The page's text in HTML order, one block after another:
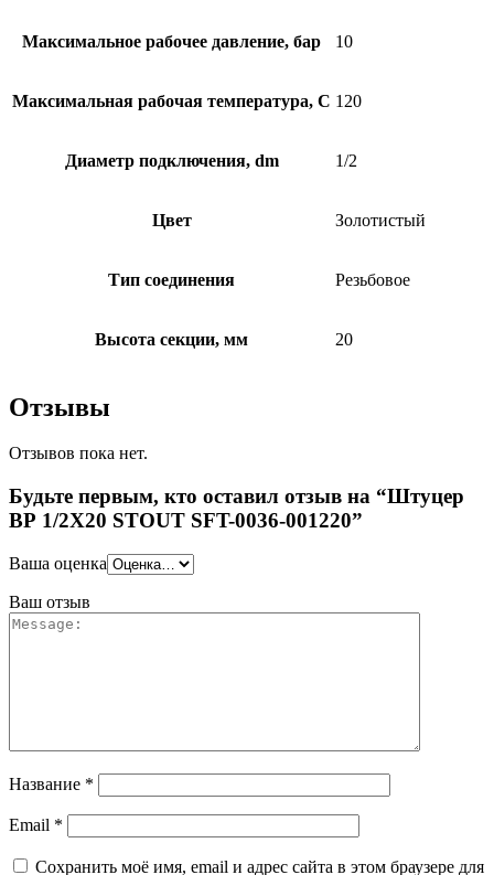
Максимальное рабочее давление, бар 10
Максимальная рабочая температура, C 120
Диаметр подключения, dm 1/2
Цвет Золотистый
Тип соединения Резьбовое
Высота секции, мм 20
Отзывы
Отзывов пока нет.
Будьте первым, кто оставил отзыв на “Штуцер
ВР 1/2X20 STOUT SFT-0036-001220”
Ваша оценка
Ваш отзыв
Название *
Email *
Сохранить моё имя, email и адрес сайта в этом браузере для